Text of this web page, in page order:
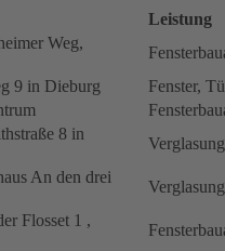
Leistung
Weg,
9 in Dieburg
Fenster,
8 in
An den drei
Flosset 1 ,